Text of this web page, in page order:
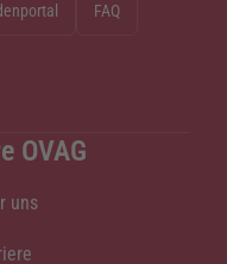
FAQ
OVAG
uns